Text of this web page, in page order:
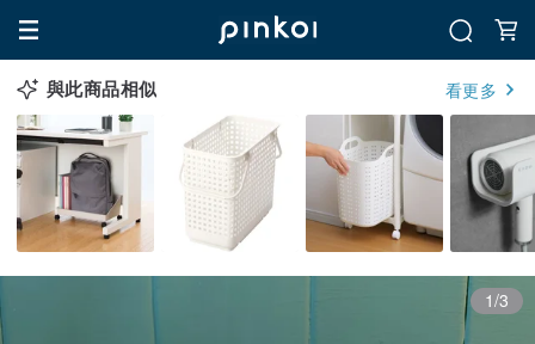
與此商品相似 看更多
1/3